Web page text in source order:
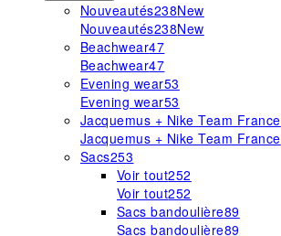
Nouveautés238New
Nouveautés238New
Beachwear47
Beachwear47
Evening wear53
Evening wear53
Jacquemus + Nike Team France
Jacquemus + Nike Team France
Sacs253
Voir tout252
Voir tout252
Sacs bandoulière89
Sacs bandoulière89